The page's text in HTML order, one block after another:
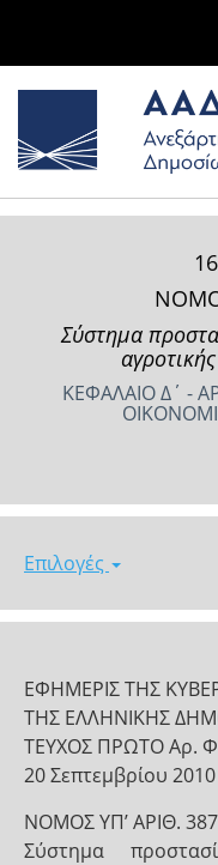
Σύστημα
ΚΕΦΑΛΑΙΟ Δ΄ -
Επιλογές
ΕΦΗΜΕΡΙΣ ΤΗΣ
ΤΗΣ ΕΛΛΗΝΙΚΗΣ
ΤΕΥΧΟΣ ΠΡΩΤΟ Αρ.
20 Σεπτεμβρίου 2010
ΝΟΜΟΣ ΥΠ’ ΑΡΙΘ.
Σύστημα